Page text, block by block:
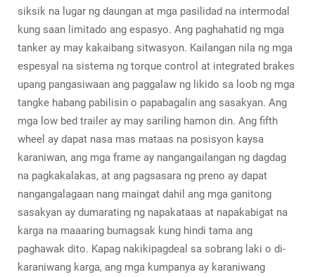
siksik na lugar ng daungan at mga pasilidad na intermodal
kung saan limitado ang espasyo. Ang paghahatid ng mga
tanker ay may kakaibang sitwasyon. Kailangan nila ng mga
espesyal na sistema ng torque control at integrated brakes
upang pangasiwaan ang paggalaw ng likido sa loob ng mga
tangke habang pabilisin o papabagalin ang sasakyan. Ang
mga low bed trailer ay may sariling hamon din. Ang fifth
wheel ay dapat nasa mas mataas na posisyon kaysa
karaniwan, ang mga frame ay nangangailangan ng dagdag
na pagkakalakas, at ang pagsasara ng preno ay dapat
nangangalagaan nang maingat dahil ang mga ganitong
sasakyan ay dumarating ng napakataas at napakabigat na
karga na maaaring bumagsak kung hindi tama ang
paghawak dito. Kapag nakikipagdeal sa sobrang laki o di-
karaniwang karga, ang mga kumpanya ay karaniwang